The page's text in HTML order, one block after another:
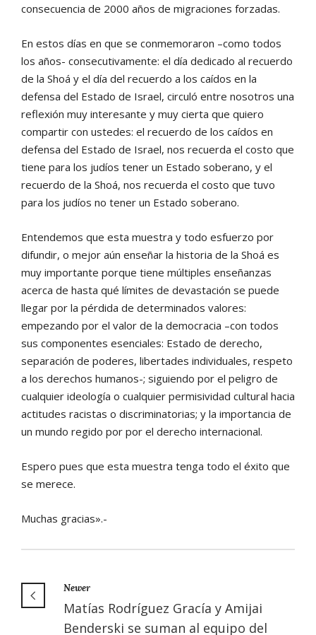
consecuencia de 2000 años de migraciones forzadas.
En estos días en que se conmemoraron –como todos
los años- consecutivamente: el día dedicado al recuerdo
de la Shoá y el día del recuerdo a los caídos en la
defensa del Estado de Israel, circuló entre nosotros una
reflexión muy interesante y muy cierta que quiero
compartir con ustedes: el recuerdo de los caídos en
defensa del Estado de Israel, nos recuerda el costo que
tiene para los judíos tener un Estado soberano, y el
recuerdo de la Shoá, nos recuerda el costo que tuvo
para los judíos no tener un Estado soberano.
Entendemos que esta muestra y todo esfuerzo por
difundir, o mejor aún enseñar la historia de la Shoá es
muy importante porque tiene múltiples enseñanzas
acerca de hasta qué límites de devastación se puede
llegar por la pérdida de determinados valores:
empezando por el valor de la democracia –con todos
sus componentes esenciales: Estado de derecho,
separación de poderes, libertades individuales, respeto
a los derechos humanos-; siguiendo por el peligro de
cualquier ideología o cualquier permisividad cultural hacia
actitudes racistas o discriminatorias; y la importancia de
un mundo regido por por el derecho internacional.
Espero pues que esta muestra tenga todo el éxito que
se merece.
Muchas gracias».-
Newer
Matías Rodríguez Gracía y Amijai
Benderski se suman al equipo del